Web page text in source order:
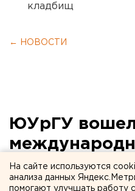
кладбищ
← НОВОСТИ
ЮУрГУ
присутствия
интернете
На сайте используются
анализа данных
помогают улучшать работу